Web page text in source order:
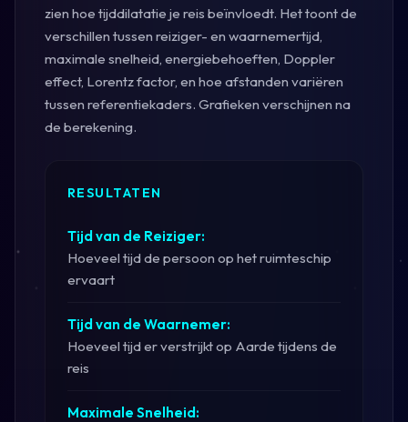
zien hoe tijddilatatie je reis beïnvloedt. Het toont de
verschillen tussen reiziger- en waarnemertijd,
maximale snelheid, energiebehoeften, Doppler
effect, Lorentz factor, en hoe afstanden variëren
tussen referentiekaders. Grafieken verschijnen na
de berekening.
RESULTATEN
Tijd van de Reiziger:
Hoeveel tijd de persoon op het ruimteschip
ervaart
Tijd van de Waarnemer:
Hoeveel tijd er verstrijkt op Aarde tijdens de
reis
Maximale Snelheid: